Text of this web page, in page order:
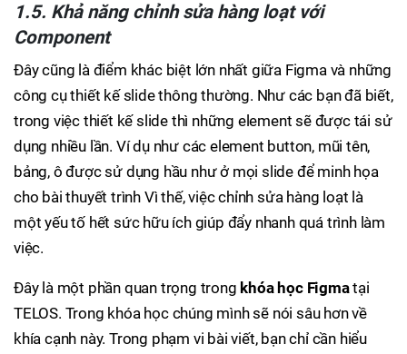
1.5. Khả năng chỉnh sửa hàng loạt với
Component
Đây cũng là điểm khác biệt lớn nhất giữa Figma và những
công cụ thiết kế slide thông thường. Như các bạn đã biết,
trong việc thiết kế slide thì những element sẽ được tái sử
dụng nhiều lần. Ví dụ như các element button, mũi tên,
bảng, ô được sử dụng hầu như ở mọi slide để minh họa
cho bài thuyết trình Vì thế, việc chỉnh sửa hàng loạt là
một yếu tố hết sức hữu ích giúp đẩy nhanh quá trình làm
việc.
Đây là một phần quan trọng trong khóa học Figmatại
TELOS. Trong khóa học chúng mình sẽ nói sâu hơn về
khía cạnh này. Trong phạm vi bài viết, bạn chỉ cần hiểu